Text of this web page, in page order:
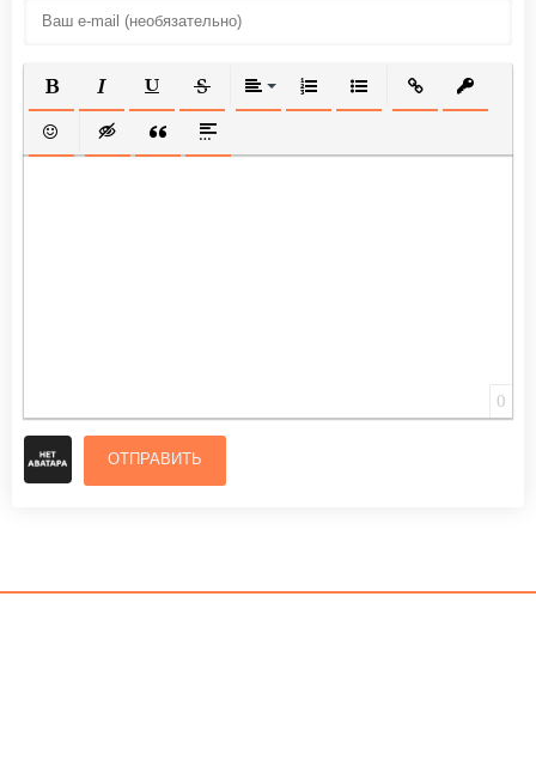
ПОЛУЖИРНЫЙ
КУРСИВПОДЧЕРКНУТЫЙ
ЗАЧЕРКНУТЫЙВЫРАВНИВАНИЕ
НУМЕРОВАННЫЙ СПИСОК
МАРКИРОВАННЫЙ
ВСТАВИТЬ
ВСТАВИТЬ СМАЙЛИК
ВСТАВКА СКРЫТОГО ТЕКСТА
ВСТАВКА ЦИТАТЫ
ВСТАВКА СПОЙЛЕРА
0
ОТПРАВИТЬ